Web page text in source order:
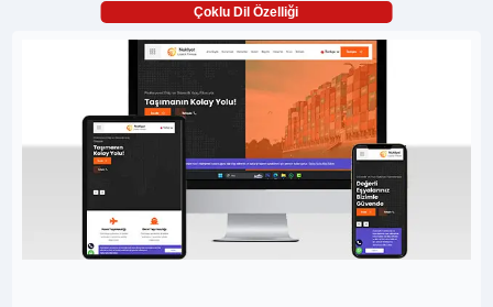
Çoklu Dil Özelliği